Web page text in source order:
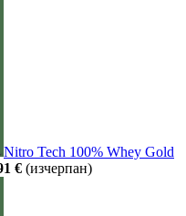
Nitro Tech 100% Whey Gold
€ (изчерпан)